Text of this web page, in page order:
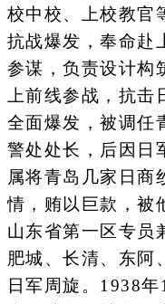
校中校、上校教官
抗战爆发，奉命赴
参谋，负责设计构
上前线参战，抗
全面爆发，被调任
警处处长，后因日
属将青岛几家日商
情，贿以巨款，被
山东省第一区专员
肥城、长清、东阿
日军周旋。1938